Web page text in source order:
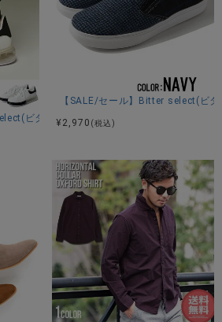
ビターセレクト)ボリューミーエアソール
【SALE/セール】Bitter select(ビ
¥ 2,970 (税込)